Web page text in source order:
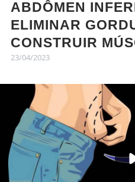
ABDÔMEN
ELIMINAR
CONSTRUIR
23/04/2023